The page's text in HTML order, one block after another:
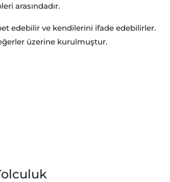
arasındadır.
edebilir ve kendilerini ifade edebilirler.
üzerine kurulmuştur.